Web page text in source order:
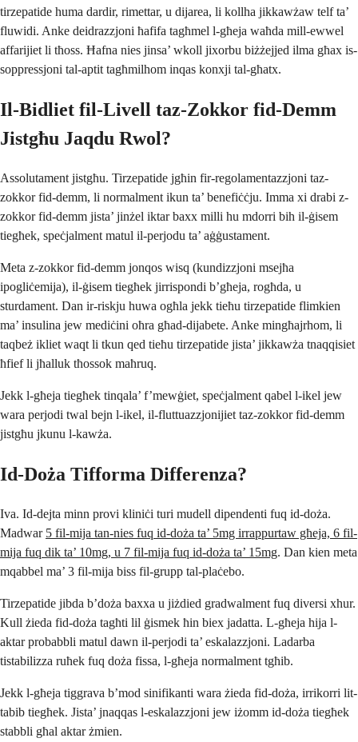
tirzepatide huma dardir, rimettar, u dijarea, li kollha jikkawżaw telf ta’
fluwidi. Anke deidrazzjoni ħafifa tagħmel l-għeja waħda mill-ewwel
affarijiet li tħoss. Ħafna nies jinsa’ wkoll jixorbu biżżejjed ilma għax is-
soppressjoni tal-aptit tagħmilhom inqas konxji tal-għatx.
Il-Bidliet fil-Livell taz-Zokkor fid-Demm
Jistgħu Jaqdu Rwol?
Assolutament jistgħu. Tirzepatide jgħin fir-regolamentazzjoni taz-
zokkor fid-demm, li normalment ikun ta’ benefiċċju. Imma xi drabi z-
zokkor fid-demm jista’ jinżel iktar baxx milli hu mdorri bih il-ġisem
tiegħek, speċjalment matul il-perjodu ta’ aġġustament.
Meta z-zokkor fid-demm jonqos wisq (kundizzjoni msejħa
ipogliċemija), il-ġisem tiegħek jirrispondi b’għeja, rogħda, u
sturdament. Dan ir-riskju huwa ogħla jekk tieħu tirzepatide flimkien
ma’ insulina jew mediċini oħra għad-dijabete. Anke mingħajrhom, li
taqbeż ikliet waqt li tkun qed tieħu tirzepatide jista’ jikkawża tnaqqisiet
ħfief li jħalluk tħossok maħruq.
Jekk l-għeja tiegħek tinqala’ f’mewġiet, speċjalment qabel l-ikel jew
wara perjodi twal bejn l-ikel, il-fluttuazzjonijiet taz-zokkor fid-demm
jistgħu jkunu l-kawża.
Id-Doża Tifforma Differenza?
Iva. Id-dejta minn provi kliniċi turi mudell dipendenti fuq id-doża.
Madwar 5 fil-mija tan-nies fuq id-doża ta’ 5mg irrappurtaw għeja, 6 fil-
mija fuq dik ta’ 10mg, u 7 fil-mija fuq id-doża ta’ 15mg. Dan kien meta
mqabbel ma’ 3 fil-mija biss fil-grupp tal-plaċebo.
Tirzepatide jibda b’doża baxxa u jiżdied gradwalment fuq diversi xhur.
Kull żieda fid-doża tagħti lil ġismek ħin biex jadatta. L-għeja hija l-
aktar probabbli matul dawn il-perjodi ta’ eskalazzjoni. Ladarba
tistabilizza ruħek fuq doża fissa, l-għeja normalment tgħib.
Jekk l-għeja tiggrava b’mod sinifikanti wara żieda fid-doża, irrikorri lit-
tabib tiegħek. Jista’ jnaqqas l-eskalazzjoni jew iżomm id-doża tiegħek
stabbli għal aktar żmien.